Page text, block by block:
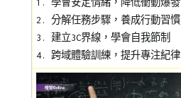
1. 學會安定情緒，降低衝動爆發
2. 分解任務步驟，養成行動習慣
3. 建立3C界線，學會自我節制
4. 跨域體驗訓練，提升專注紀律